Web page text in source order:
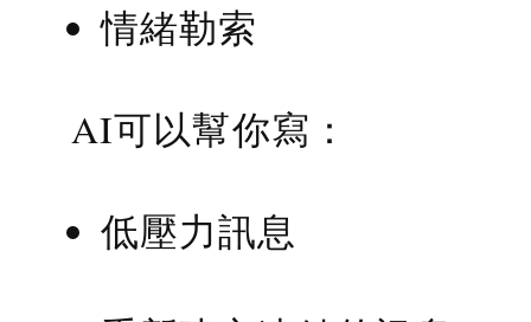
情緒勒索
AI可以幫你寫：
低壓力訊息